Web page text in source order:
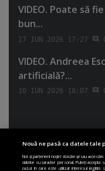
VIDEO. Poate să
bun...
17 IUN 2026 17:27
VIDEO. Andreea
artificială?...
10 IUN 2026 18:07
Nouă ne pasă ca datele tale
Noi și partenerii noștri stocăm și/sau
datelor cu caracter personal. Puteți accepta
cazul în care este utilizat interesul legitim